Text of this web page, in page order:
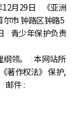
12月29日
《亚洲
尔市钟路区钟路5
青少年保护负责
领。
本网站所
著作权法》 保护,
邮件 :